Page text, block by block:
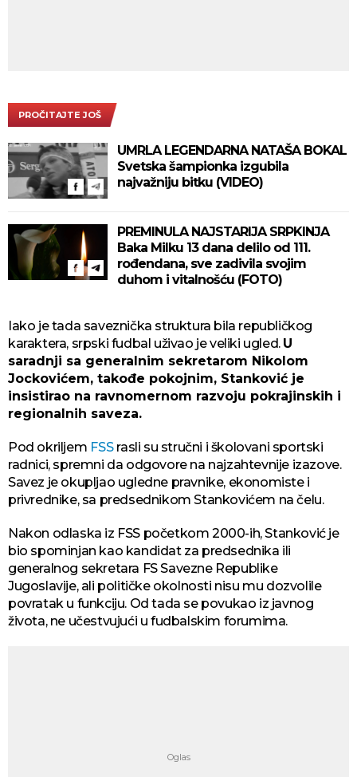
PROČITAJTE JOŠ
UMRLA LEGENDARNA NATAŠA BOKAL
Svetska šampionka izgubila
najvažniju bitku (VIDEO)
PREMINULA NAJSTARIJA SRPKINJA
Baka Milku 13 dana delilo od 111.
rođendana, sve zadivila svojim
duhom i vitalnošću (FOTO)
Iako je tada saveznička struktura bila republičkog
karaktera, srpski fudbal uživao je veliki ugled. U
saradnji sa generalnim sekretarom Nikolom
Jockovićem, takođe pokojnim, Stanković je
insistirao na ravnomernom razvoju pokrajinskih i
regionalnih saveza.
Pod okriljem FSSrasli su stručni i školovani sportski
radnici, spremni da odgovore na najzahtevnije izazove.
Savez je okupljao ugledne pravnike, ekonomiste i
privrednike, sa predsednikom Stankovićem na čelu.
Nakon odlaska iz FSS početkom 2000-ih, Stanković je
bio spominjan kao kandidat za predsednika ili
generalnog sekretara FS Savezne Republike
Jugoslavije, ali političke okolnosti nisu mu dozvolile
povratak u funkciju. Od tada se povukao iz javnog
života, ne učestvujući u fudbalskim forumima.